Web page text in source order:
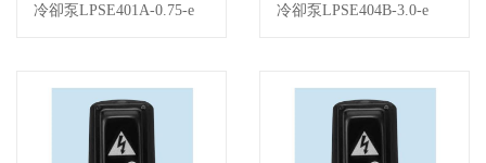
冷卻泵LPSE401A-0.75-e
冷卻泵LPSE404B-3.0-e